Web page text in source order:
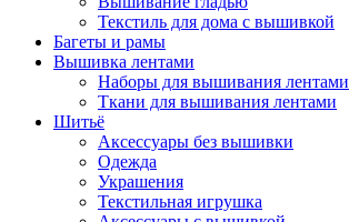
Текстиль для дома с вышивкой
Багеты и рамы
Вышивка лентами
Наборы для вышивания лентами
Ткани для вышивания лентами
Шитьё
Аксессуары без вышивки
Одежда
Украшения
Текстильная игрушка